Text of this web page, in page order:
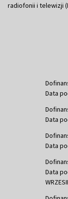
radiofonii i telewizji
Data
Data
Data
Data